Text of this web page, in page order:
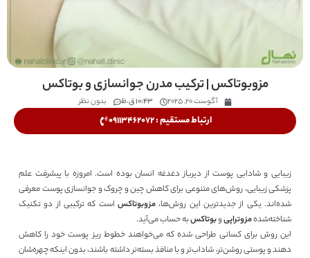
مزوبوتاکس | ترکیب مدرن جوانسازی و بوتاکس
آگوست 20, 2025 10:43 ق.ظ بدون نظر
ارتباط مستقیم : 09113462072
زیبایی و شادابی پوست از دیرباز دغدغه انسان بوده است. امروزه با پیشرفت علم
پزشکی زیبایی، روش‌های متنوعی برای کاهش چین و چروک و جوانسازی پوست معرفی
شده‌اند. یکی از جدیدترین این روش‌ها، مزوبوتاکس است که ترکیبی از دو تکنیک
شناخته‌شدهمزوتراپیوبوتاکسبه حساب می‌آید.
این روش برای کسانی طراحی شده که می‌خواهند خطوط ریز پوست خود را کاهش
دهند و پوستی روشن‌تر، شاداب‌تر و با منافذ بسته‌تر داشته باشند، بدون اینکه چهره‌شان